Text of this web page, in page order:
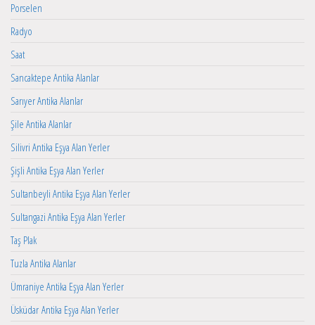
Porselen
Radyo
Saat
Sancaktepe Antika Alanlar
Sarıyer Antika Alanlar
Şile Antika Alanlar
Silivri Antika Eşya Alan Yerler
Şişli Antika Eşya Alan Yerler
Sultanbeyli Antika Eşya Alan Yerler
Sultangazi Antika Eşya Alan Yerler
Taş Plak
Tuzla Antika Alanlar
Ümraniye Antika Eşya Alan Yerler
Üsküdar Antika Eşya Alan Yerler